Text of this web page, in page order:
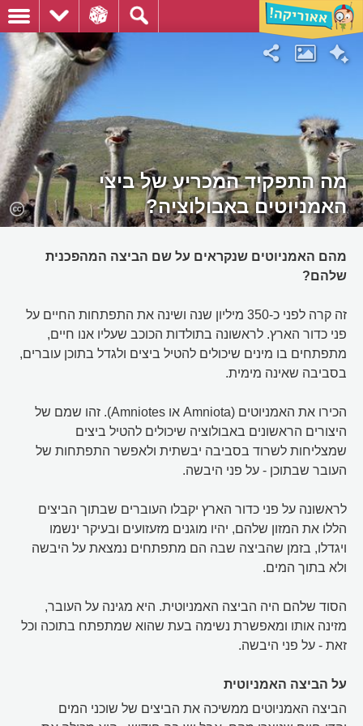
מה התפקיד המכריע של ביצי
האמניוטים באבולוציה?
מהם האמניוטים שנקראים על שם הביצה המהפכנית
שלהם?
זה קרה לפני כ-350 מיליון שנה ושינה את התפתחות החיים על
פני כדור הארץ. לראשונה בתולדות הכוכב שעליו אנו חיים,
מתפתחים בו מינים שיכולים להטיל ביצים ולגדל בתוכן עוברים,
בסביבה שאינה מימית.
הכירו את האמניוטים (Amniota או Amniotes). זהו שמם של
היצורים הראשונים באבולוציה שיכולים להטיל ביצים
שמצליחות לשרוד בסביבה יבשתית ולאפשר התפתחות של
העובר שבתוכן - על פני היבשה.
לראשונה על פני כדור הארץ יקבלו העוברים שבתוך הביצים
הללו את המזון שלהם, יהיו מוגנים מזעזועים ובעיקר ינשמו
ויגדלו, בזמן שהביצה שבה הם מתפתחים נמצאת על היבשה
ולא בתוך המים.
הסוד שלהם היה הביצה האמניוטית. היא מגינה על העובר,
מזינה אותו ומאפשרת נשימה בעת שהוא שמתפתח בתוכה וכל
זאת - על פני היבשה.
על הביצה האמניוטית
הביצה האמניוטים ממשיכה את הביצים של שוכני המים